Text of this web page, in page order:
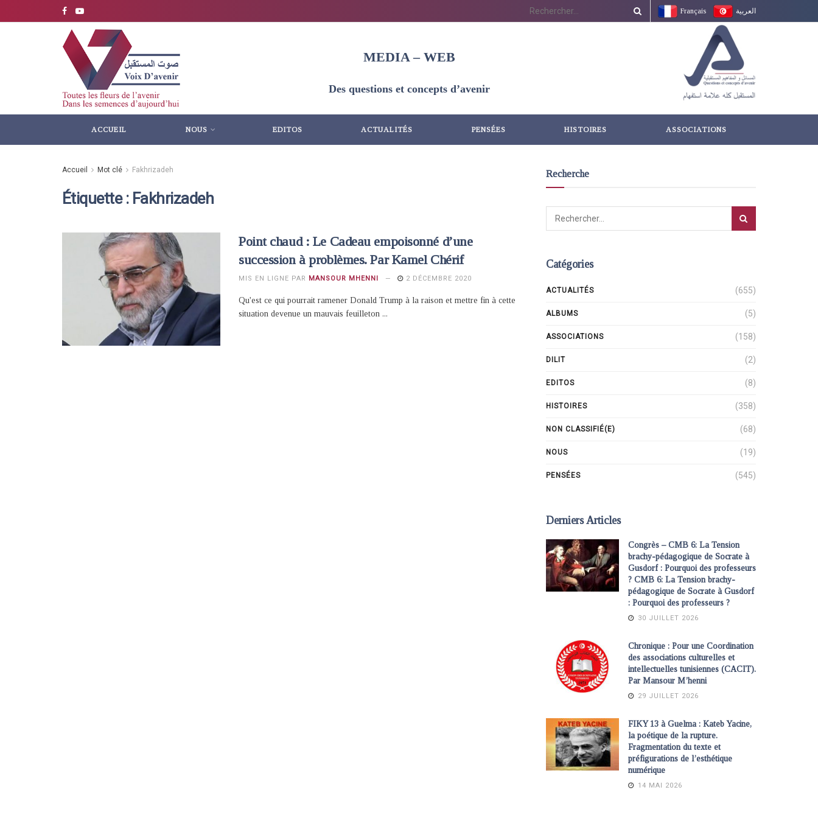
Français العربية
MEDIA – WEB
Des questions et concepts d’avenir
ACCUEIL NOUS EDITOS ACTUALITÉS PENSÉES HISTOIRES ASSOCIATIONS
Accueil Mot clé Fakhrizadeh
Étiquette : Fakhrizadeh
Point chaud : Le Cadeau empoisonné d’une
succession à problèmes. Par Kamel Chérif
MIS EN LIGNE PAR MANSOUR MHENNI 2 DÉCEMBRE 2020
Qu'est ce qui pourrait ramener Donald Trump à la raison et mettre fin à cette
situation devenue un mauvais feuilleton ...
Recherche
Catégories
ACTUALITÉS (655)
ALBUMS (5)
ASSOCIATIONS (158)
DILIT (2)
EDITOS (8)
HISTOIRES (358)
NON CLASSIFIÉ(E) (68)
NOUS (19)
PENSÉES (545)
Derniers Articles
Congrès – CMB 6: La Tension
brachy-pédagogique de Socrate à
Gusdorf : Pourquoi des professeurs
? CMB 6: La Tension brachy-
pédagogique de Socrate à Gusdorf
: Pourquoi des professeurs ?
30 JUILLET 2026
Chronique : Pour une Coordination
des associations culturelles et
intellectuelles tunisiennes (CACIT).
Par Mansour M’henni
29 JUILLET 2026
FIKY 13 à Guelma : Kateb Yacine,
la poétique de la rupture.
Fragmentation du texte et
préfigurations de l’esthétique
numérique
14 MAI 2026